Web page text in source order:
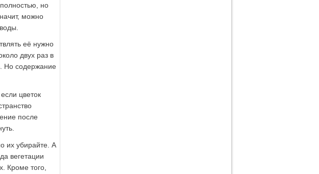
но
можно
её нужно
двух раз в
Но содержание
цветок
после
их убирайте. А
вегетации
Кроме того,